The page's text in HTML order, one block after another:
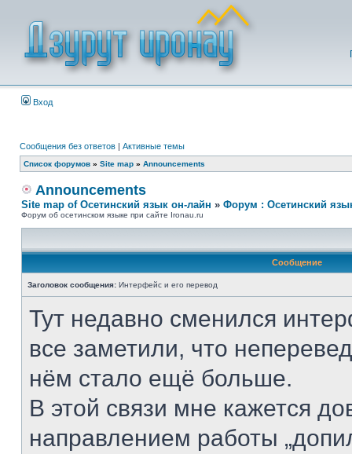
Вход
Сообщения без ответов | Активные темы
Список форумов » Site map » Announcements
Announcements
Site map of Осетинский язык он-лайн » Форум : Осетинский
Форум об осетинском языке при сайте Ironau.ru
Сообщение
Заголовок сообщения: Интерфейс и его перевод
Тут недавно сменился
все заметили, что
нём стало ещё больше.
В этой связи мне кажется
направлением работы